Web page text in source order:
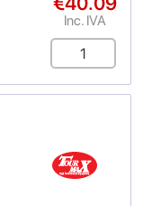
Inc. IVA